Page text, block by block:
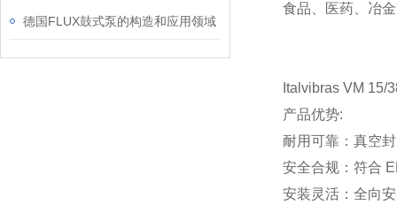
德国FLUX鼓式泵的构造和应用领域
食品、医药、冶
Italvibras VM 15/
产品优势:
耐用可靠：真空
安全合规：符合
安装灵活：全向